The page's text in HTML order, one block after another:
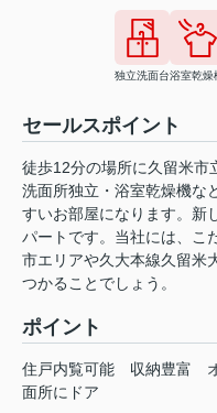
独立洗面台浴室乾燥
セールスポイント
徒歩12分の場所に久留米市
洗面所独立・浴室乾燥機な
すいお部屋になります。新
パートです。当社には、こ
市エリアや久大本線久留米
つかることでしょう。
ポイント
住戸内覧可能 収納豊富
面所にドア